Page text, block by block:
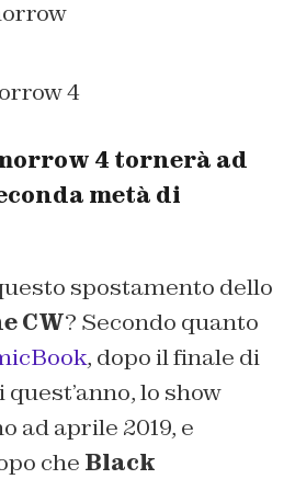
4
4 tornerà ad
metà di
spostamento dello
CW? Secondo quanto
, dopo il finale di
lo show
ad aprile 2019, e
che Black